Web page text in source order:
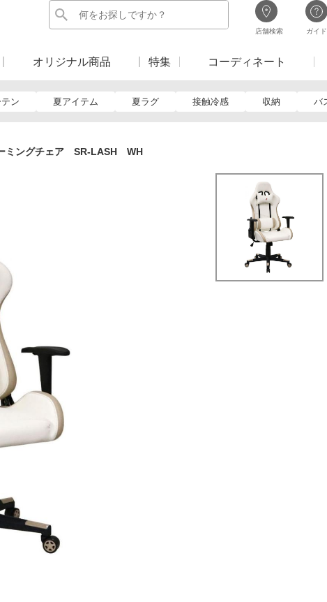
店舗検索 ガイド
オリジナル商品 特集 コーディネート
ン 夏アイテム 夏ラグ 接触冷感 収納 バ
ミングチェア SR-LASH WH